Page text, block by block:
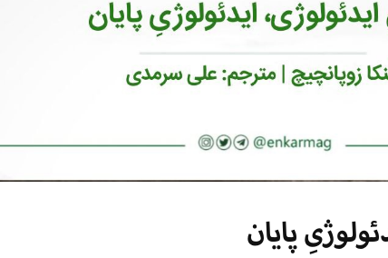
پایان